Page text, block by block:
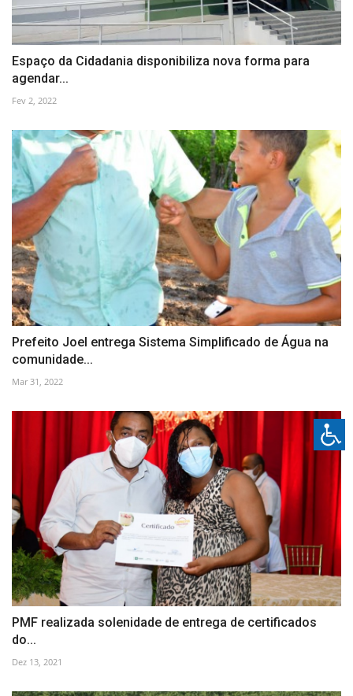
Espaço da Cidadania disponibiliza nova forma para
agendar...
Fev 2, 2022
Prefeito Joel entrega Sistema Simplificado de Água na
comunidade...
Mar 31, 2022
PMF realizada solenidade de entrega de certificados
do...
Dez 13, 2021